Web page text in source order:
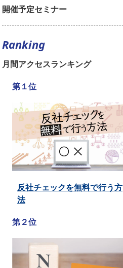
開催予定セミナー
Ranking
月間アクセスランキング
第１位
反社チェックを無料で行う方
法
第２位